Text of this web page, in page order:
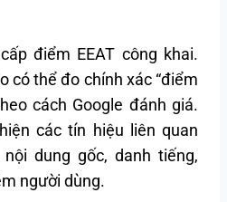
điểm EEAT công khai.
có thể đo chính xác “điểm
cách Google đánh giá.
các tín hiệu liên quan
dung gốc, danh tiếng,
người dùng.